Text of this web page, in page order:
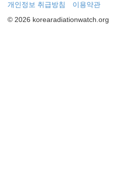
개인정보 취급방침
이용약관
© 2026 korearadiationwatch.org